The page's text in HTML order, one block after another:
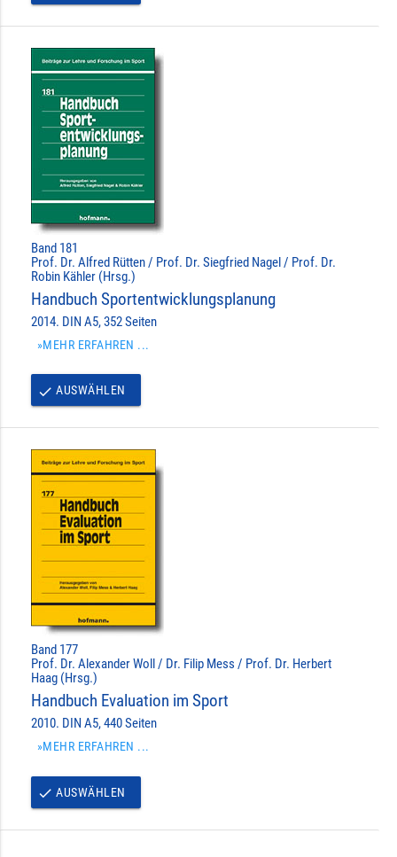
Band 181
Prof. Dr. Alfred Rütten / Prof. Dr. Siegfried Nagel / Prof. Dr.
Robin Kähler (Hrsg.)
Handbuch Sportentwicklungsplanung
2014. DIN A5, 352 Seiten
»MEHR ERFAHREN ...
done AUSWÄHLEN
Band 177
Prof. Dr. Alexander Woll / Dr. Filip Mess / Prof. Dr. Herbert
Haag (Hrsg.)
Handbuch Evaluation im Sport
2010. DIN A5, 440 Seiten
»MEHR ERFAHREN ...
done AUSWÄHLEN